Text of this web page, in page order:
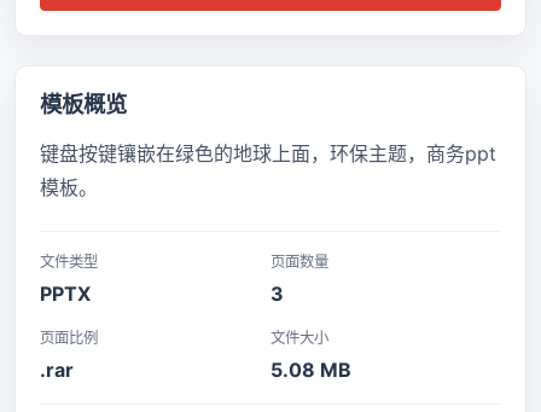
模板概览
键盘按键镶嵌在绿色的地球上面，环保主题，商务ppt
模板。
文件类型
PPTX
页面数量
3
页面比例
.rar
文件大小
5.08 MB